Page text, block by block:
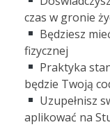
czas w gronie
Będziesz
fizycznej
Praktyka
będzie Twoją
Uzupełnisz
aplikować na